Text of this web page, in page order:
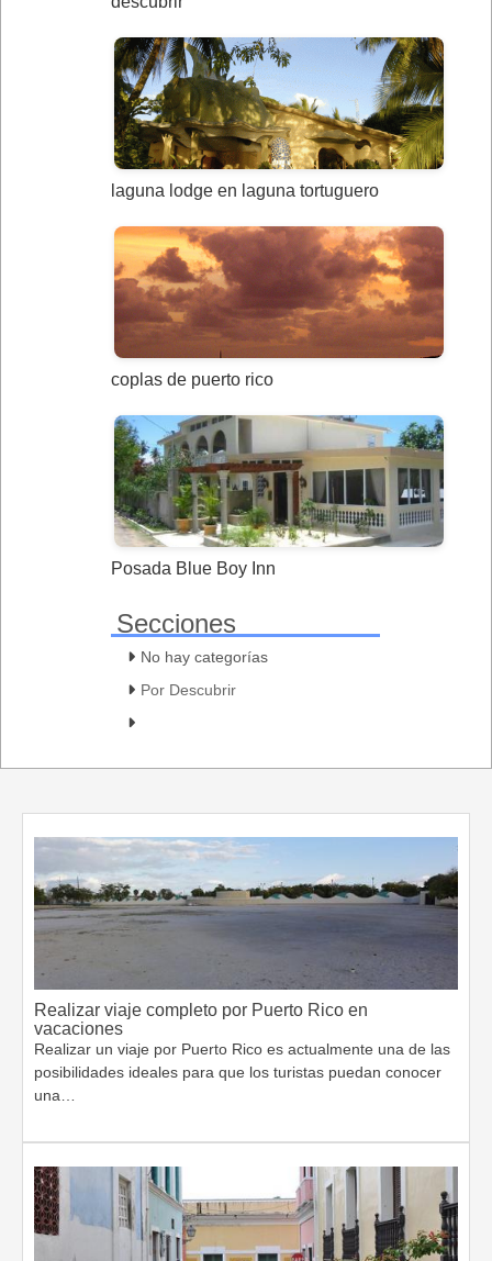
laguna lodge en laguna tortuguero
coplas de puerto rico
Posada Blue Boy Inn
Secciones
No hay categorías
Por Descubrir
Realizar viaje completo por Puerto Rico en
vacaciones
Realizar un viaje por Puerto Rico es actualmente una de las
posibilidades ideales para que los turistas puedan conocer
una…